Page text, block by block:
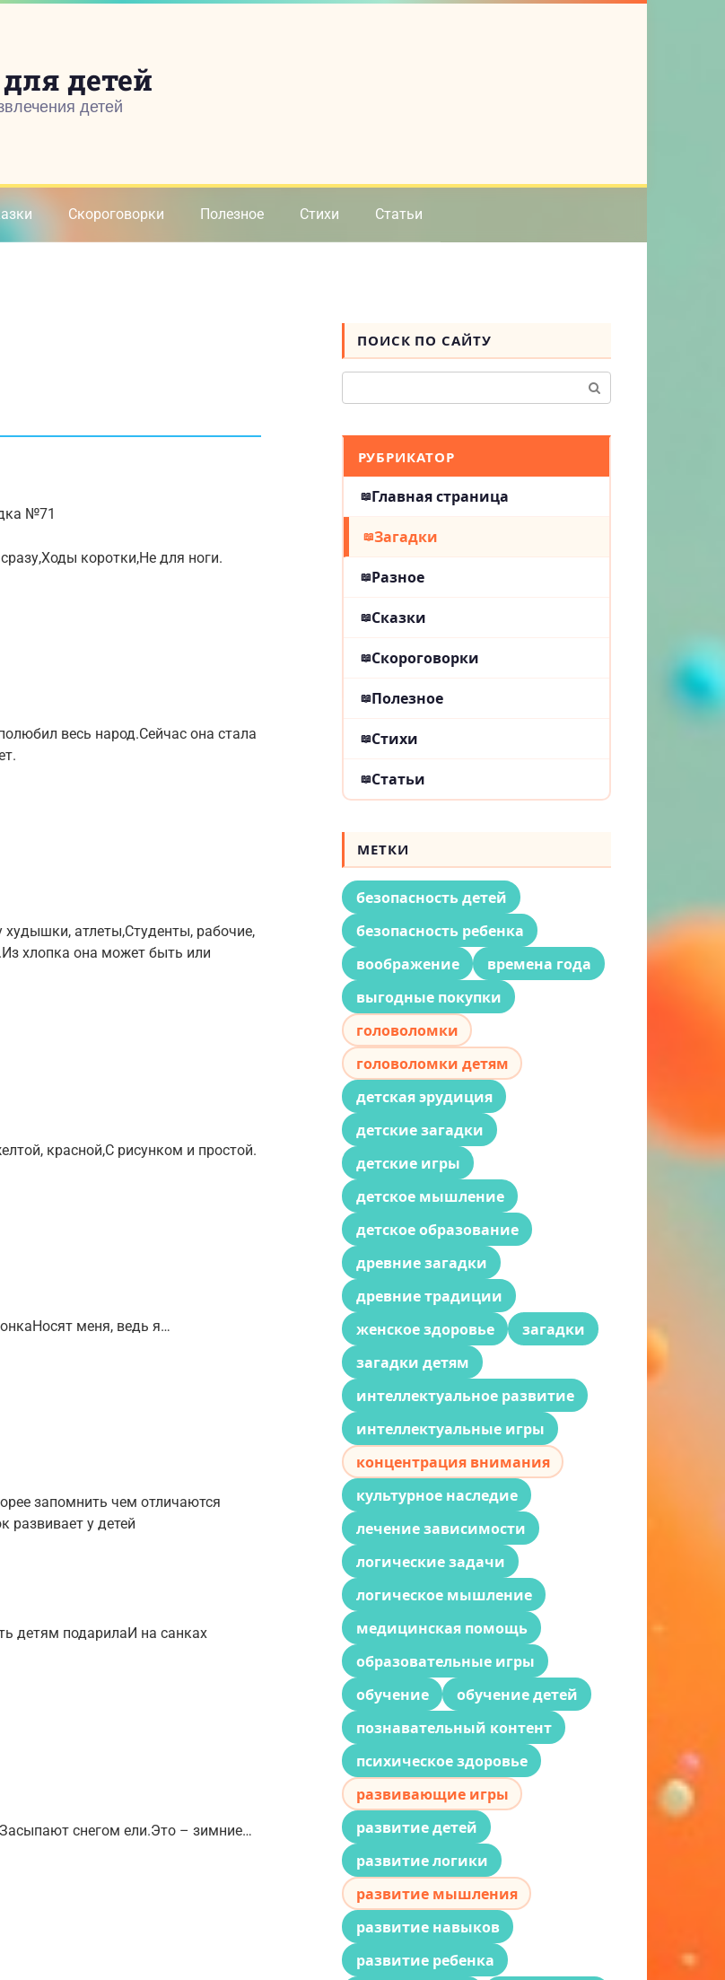
детей
детей
Скороговорки Полезное Стихи Статьи
№71
коротки,Не для ноги.
весь народ.Сейчас она стала
худышки, атлеты,Студенты, рабочие,
хлопка она может быть или
красной,С рисунком и простой.
меня, ведь я…
запомнить чем отличаются
развивает у детей
детям подарилаИ на санках
снегом ели.Это – зимние…
ПОИСК ПО САЙТУ
РУБРИКАТОР
Главная страница
Загадки
Разное
Сказки
Скороговорки
Полезное
Стихи
Статьи
МЕТКИ
безопасность детей
безопасность ребенка
воображение
времена года
выгодные покупки
головоломки
головоломки детям
детская эрудиция
детские загадки
детские игры
детское мышление
детское образование
древние загадки
древние традиции
женское здоровье
загадки
загадки детям
интеллектуальное развитие
интеллектуальные игры
концентрация внимания
культурное наследие
лечение зависимости
логические задачи
логическое мышление
медицинская помощь
образовательные игры
обучение
обучение детей
познавательный контент
психическое здоровье
развивающие игры
развитие детей
развитие логики
развитие мышления
развитие навыков
развитие ребенка